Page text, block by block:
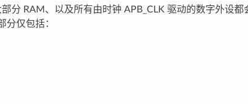
分 RAM、以及所有由时钟 APB_CLK 驱动的数字外设都
分仅包括：